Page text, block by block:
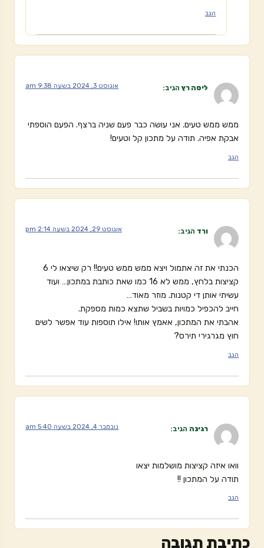
הגב
ליסה רץ הגיב: אוגוסט 3, 2024 בשעה 9:38 am
ממש ממש טעים. אני עושה כבר פעם שניה ברצף. הפעם הוספתי
אבקת אפיה. תודה על מתכון קל וטעים!
הגב
ורד הגיב: אוגוסט 29, 2024 בשעה 2:14 pm
הכנתי את זה אתמול ויצא ממש ממש טעים!! רק שיצאו לי 6
קציצות בלחץ, ממש לא 16 כמו שאת כותבת במתכון… ועוד
עשיתי אותן די קטנות. מוזר מאוד…
חייב להכפיל כמויות בשביל שתצא כמות מספקת.
אהבתי את המתכון, אאמץ אותו! אילו תוספות עוד אפשר לשים
חוץ מגרגירי תירס?
הגב
רגינה הגיב: נובמבר 4, 2024 בשעה 5:40 am
וואו איזה קציצות מושלמות יצאו
תודה על המתכון !!
הגב
כתיבת תגובה